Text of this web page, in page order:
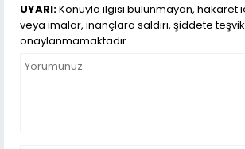
UYARI:Konuyla ilgisi bulunmayan, hakaret
veya imalar, inançlara saldırı, şiddete
onaylanmamaktadır.